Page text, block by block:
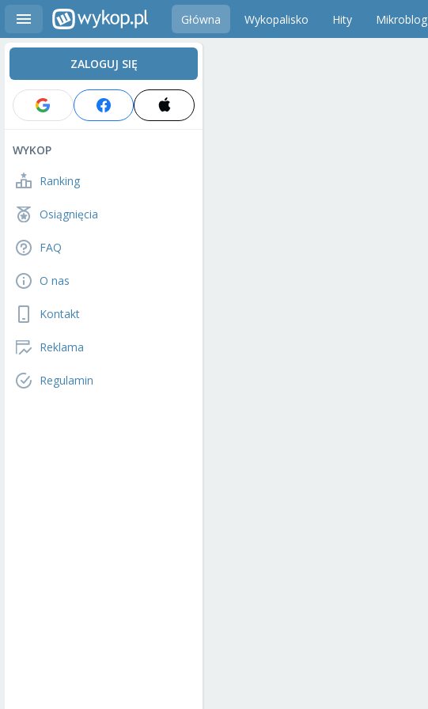
Główna Wykopalisko Hity Mikroblog
ZALOGUJ SIĘ
WYKOP
Ranking
Osiągnięcia
FAQ
O nas
Kontakt
Reklama
Regulamin